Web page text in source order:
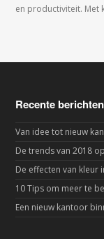
en productiviteit. Met
Recente berichten
Van idee tot nieuw
De trends van 2018
De effecten van kleur
10 Tips om meer te
Een nieuw kantoor